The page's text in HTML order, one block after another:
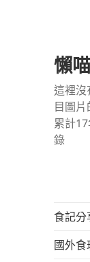
懶
這裡沒
目圖
累計
錄
食記分
國外食